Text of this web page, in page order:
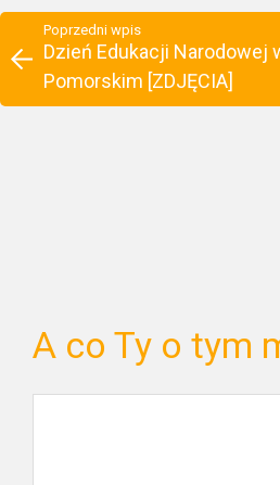
Poprzedni wpis
Dzień Edukacji Narodowej
Pomorskim [ZDJĘCIA]
A co Ty o tym